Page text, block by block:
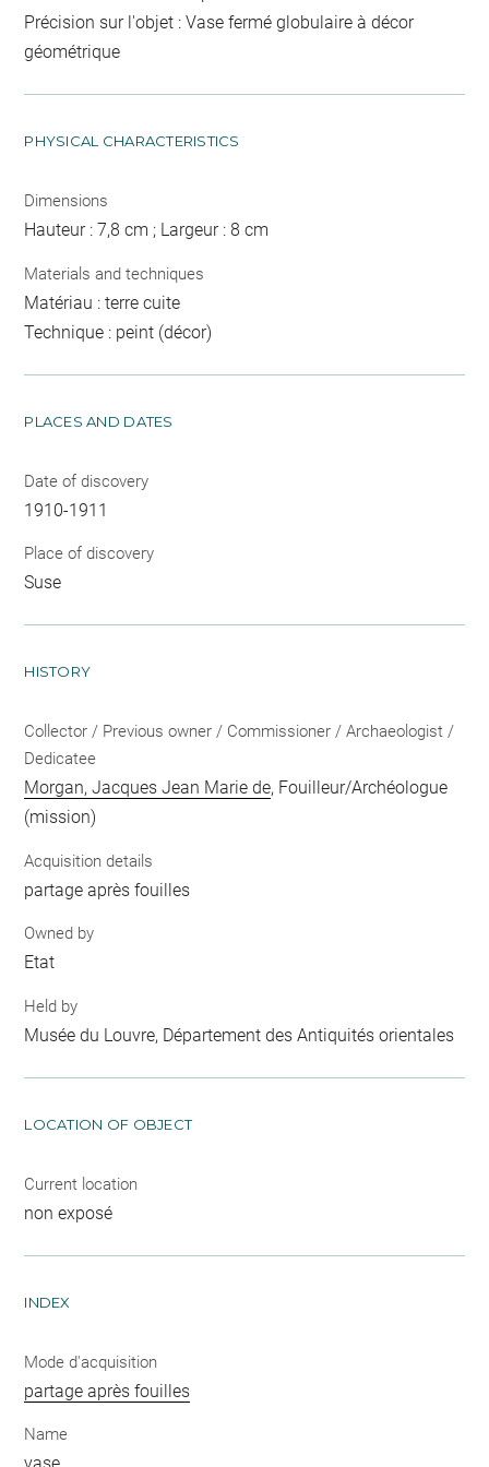
Précision sur l'objet : Vase fermé globulaire à décor
géométrique
PHYSICAL CHARACTERISTICS
Dimensions
Hauteur : 7,8 cm ; Largeur : 8 cm
Materials and techniques
Matériau : terre cuite
Technique : peint (décor)
PLACES AND DATES
Date of discovery
1910-1911
Place of discovery
Suse
HISTORY
Collector / Previous owner / Commissioner / Archaeologist /
Dedicatee
Morgan, Jacques Jean Marie de, Fouilleur/Archéologue
(mission)
Acquisition details
partage après fouilles
Owned by
Etat
Held by
Musée du Louvre, Département des Antiquités orientales
LOCATION OF OBJECT
Current location
non exposé
INDEX
Mode d'acquisition
partage après fouilles
Name